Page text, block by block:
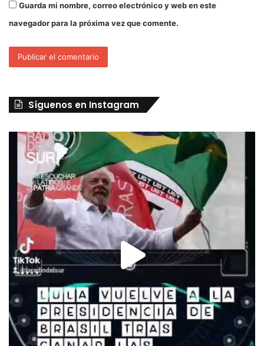
Guarda mi nombre, correo electrónico y web en este
navegador para la próxima vez que comente.
Síguenos en Instagram